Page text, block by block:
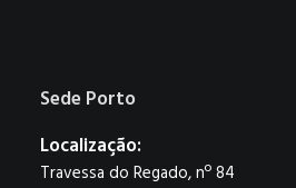
Sede Porto
Localização:
Travessa do Regado, nº 84